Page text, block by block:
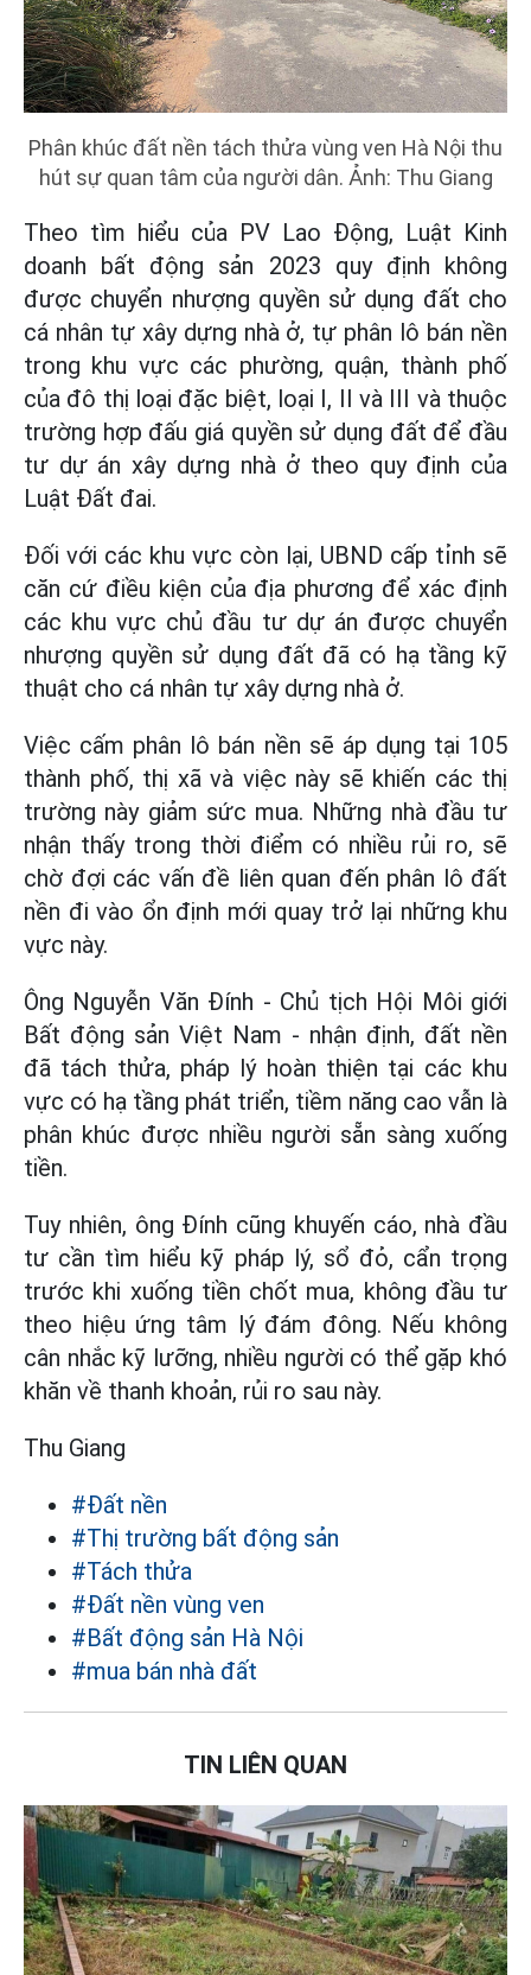
Phân khúc đất nền tách thửa vùng ven Hà Nội thu
hút sự quan tâm của người dân. Ảnh: Thu Giang
Theo tìm hiểu của PV Lao Động, Luật Kinh
doanh bất động sản 2023 quy định không
được chuyển nhượng quyền sử dụng đất cho
cá nhân tự xây dựng nhà ở, tự phân lô bán nền
trong khu vực các phường, quận, thành phố
của đô thị loại đặc biệt, loại I, II và III và thuộc
trường hợp đấu giá quyền sử dụng đất để đầu
tư dự án xây dựng nhà ở theo quy định của
Luật Đất đai.
Đối với các khu vực còn lại, UBND cấp tỉnh sẽ
căn cứ điều kiện của địa phương để xác định
các khu vực chủ đầu tư dự án được chuyển
nhượng quyền sử dụng đất đã có hạ tầng kỹ
thuật cho cá nhân tự xây dựng nhà ở.
Việc cấm phân lô bán nền sẽ áp dụng tại 105
thành phố, thị xã và việc này sẽ khiến các thị
trường này giảm sức mua. Những nhà đầu tư
nhận thấy trong thời điểm có nhiều rủi ro, sẽ
chờ đợi các vấn đề liên quan đến phân lô đất
nền đi vào ổn định mới quay trở lại những khu
vực này.
Ông Nguyễn Văn Đính - Chủ tịch Hội Môi giới
Bất động sản Việt Nam - nhận định, đất nền
đã tách thửa, pháp lý hoàn thiện tại các khu
vực có hạ tầng phát triển, tiềm năng cao vẫn là
phân khúc được nhiều người sẵn sàng xuống
tiền.
Tuy nhiên, ông Đính cũng khuyến cáo, nhà đầu
tư cần tìm hiểu kỹ pháp lý, sổ đỏ, cẩn trọng
trước khi xuống tiền chốt mua, không đầu tư
theo hiệu ứng tâm lý đám đông. Nếu không
cân nhắc kỹ lưỡng, nhiều người có thể gặp khó
khăn về thanh khoản, rủi ro sau này.
Thu Giang
#Đất nền
#Thị trường bất động sản
#Tách thửa
#Đất nền vùng ven
#Bất động sản Hà Nội
#mua bán nhà đất
TIN LIÊN QUAN